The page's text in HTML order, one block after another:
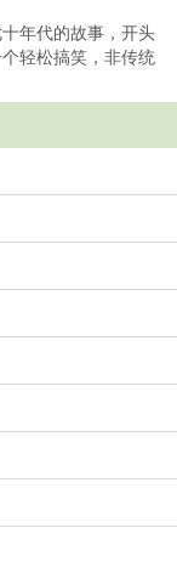
年代的故事，开头
轻松搞笑，非传统